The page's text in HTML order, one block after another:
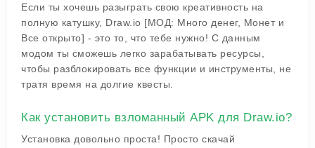
Если ты хочешь разыграть свою креативность на
полную катушку, Draw.io [МОД: Много денег, Монет и
Все открыто] - это то, что тебе нужно! С данным
модом ты сможешь легко зарабатывать ресурсы,
чтобы разблокировать все функции и инструменты, не
тратя время на долгие квесты.
Как установить взломанный APK для Draw.io?
Установка довольно проста! Просто скачай